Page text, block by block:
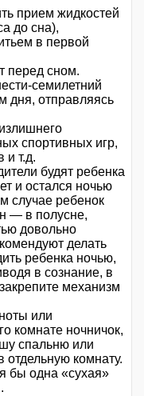
прием жидкостей
до сна),
в первой
перед сном.
семилетний
дня, отправляясь
спортивных игр,
и т.д.
будят ребенка
и остался ночью
случае ребенок
— в полусне,
довольно
делать
ребенка ночью,
в сознание, в
механизм
или
комнате ночничок,
спальню или
комнату.
бы одна «сухая»